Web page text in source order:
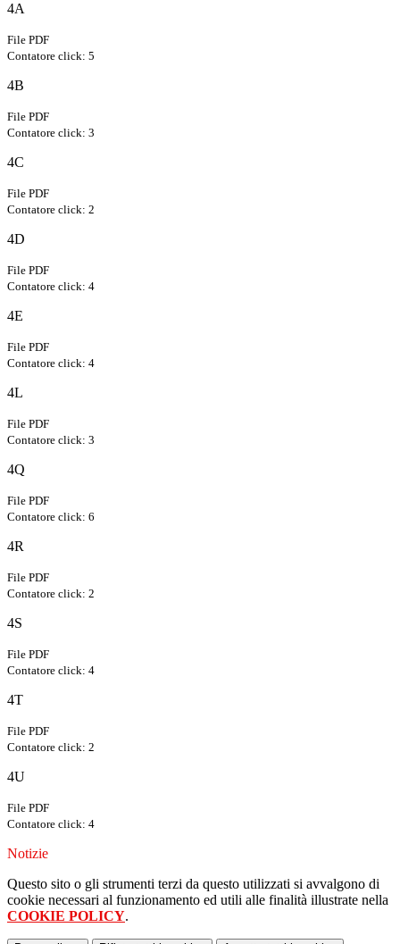
4A
File PDF
Contatore click: 5
4B
File PDF
Contatore click: 3
4C
File PDF
Contatore click: 2
4D
File PDF
Contatore click: 4
4E
File PDF
Contatore click: 4
4L
File PDF
Contatore click: 3
4Q
File PDF
Contatore click: 6
4R
File PDF
Contatore click: 2
4S
File PDF
Contatore click: 4
4T
File PDF
Contatore click: 2
4U
File PDF
Contatore click: 4
Notizie
Questo sito o gli strumenti terzi da questo utilizzati si avvalgono di
cookie necessari al funzionamento ed utili alle finalità illustrate nella
COOKIE POLICY.